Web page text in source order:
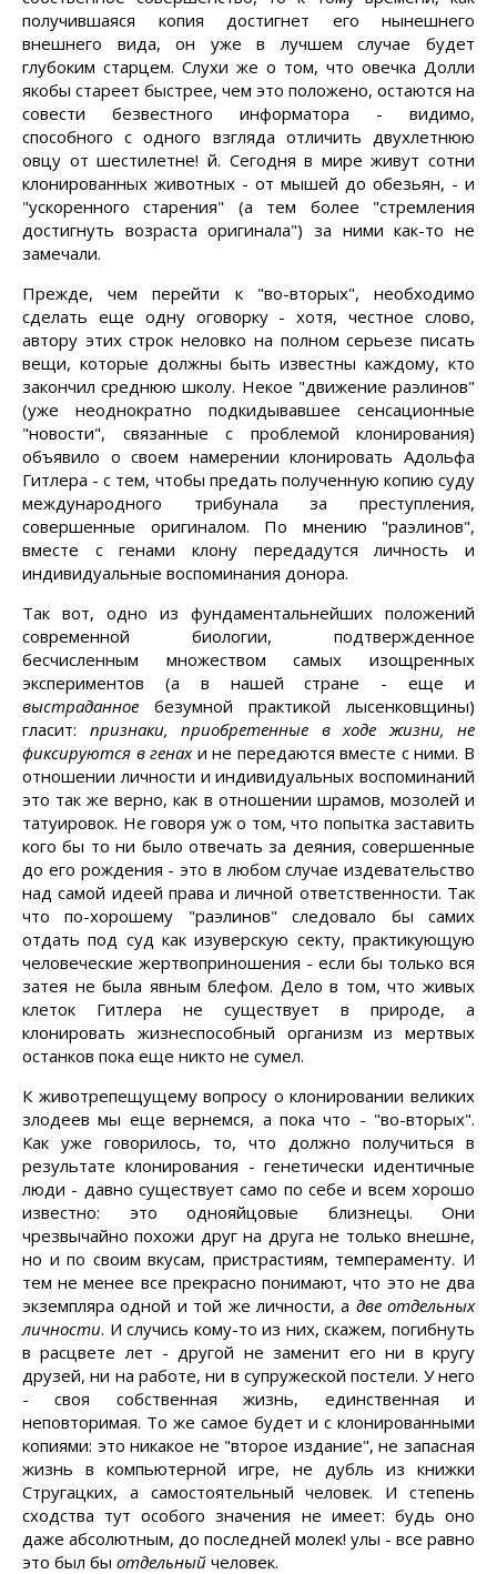
получившаяся копия достигнет его нынешнего
внешнего вида, он уже в лучшем случае будет
глубоким старцем. Слухи же о том, что овечка Долли
якобы стареет быстрее, чем это положено, остаются на
совести безвестного информатора - видимо,
способного с одного взгляда отличить двухлетнюю
овцу от шестилетне! й. Сегодня в мире живут сотни
клонированных животных - от мышей до обезьян, - и
"ускоренного старения" (а тем более "стремления
достигнуть возраста оригинала") за ними как-то не
замечали.
Прежде, чем перейти к "во-вторых", необходимо
сделать еще одну оговорку - хотя, честное слово,
автору этих строк неловко на полном серьезе писать
вещи, которые должны быть известны каждому, кто
закончил среднюю школу. Некое "движение раэлинов"
(уже неоднократно подкидывавшее сенсационные
"новости", связанные с проблемой клонирования)
объявило о своем намерении клонировать Адольфа
Гитлера - с тем, чтобы предать полученную копию суду
международного трибунала за преступления,
совершенные оригиналом. По мнению "раэлинов",
вместе с генами клону передадутся личность и
индивидуальные воспоминания донора.
Так вот, одно из фундаментальнейших положений
современной биологии, подтвержденное
бесчисленным множеством самых изощренных
экспериментов (а в нашей стране - еще и
выстраданное безумной практикой лысенковщины)
гласит: признаки, приобретенные в ходе жизни, не
фиксируются в генахи не передаются вместе с ними. В
отношении личности и индивидуальных воспоминаний
это так же верно, как в отношении шрамов, мозолей и
татуировок. Не говоря уж о том, что попытка заставить
кого бы то ни было отвечать за деяния, совершенные
до его рождения - это в любом случае издевательство
над самой идеей права и личной ответственности. Так
что по-хорошему "раэлинов" следовало бы самих
отдать под суд как изуверскую секту, практикующую
человеческие жертвоприношения - если бы только вся
затея не была явным блефом. Дело в том, что живых
клеток Гитлера не существует в природе, а
клонировать жизнеспособный организм из мертвых
останков пока еще никто не сумел.
К животрепещущему вопросу о клонировании великих
злодеев мы еще вернемся, а пока что - "во-вторых".
Как уже говорилось, то, что должно получиться в
результате клонирования - генетически идентичные
люди - давно существует само по себе и всем хорошо
известно: это однояйцовые близнецы. Они
чрезвычайно похожи друг на друга не только внешне,
но и по своим вкусам, пристрастиям, темпераменту. И
тем не менее все прекрасно понимают, что это не два
экземпляра одной и той же личности, а две отдельных
личности. И случись кому-то из них, скажем, погибнуть
в расцвете лет - другой не заменит его ни в кругу
друзей, ни на работе, ни в супружеской постели. У него
- своя собственная жизнь, единственная и
неповторимая. То же самое будет и с клонированными
копиями: это никакое не "второе издание", не запасная
жизнь в компьютерной игре, не дубль из книжки
Стругацких, а самостоятельный человек. И степень
сходства тут особого значения не имеет: будь оно
даже абсолютным, до последней молек! улы - все равно
это был бы отдельный человек.